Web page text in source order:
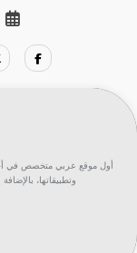
أول موقع عربي متخصص في
وتطبيقاتها،